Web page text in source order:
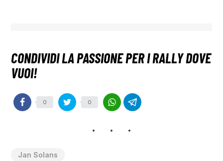
0 0
Jan Solans